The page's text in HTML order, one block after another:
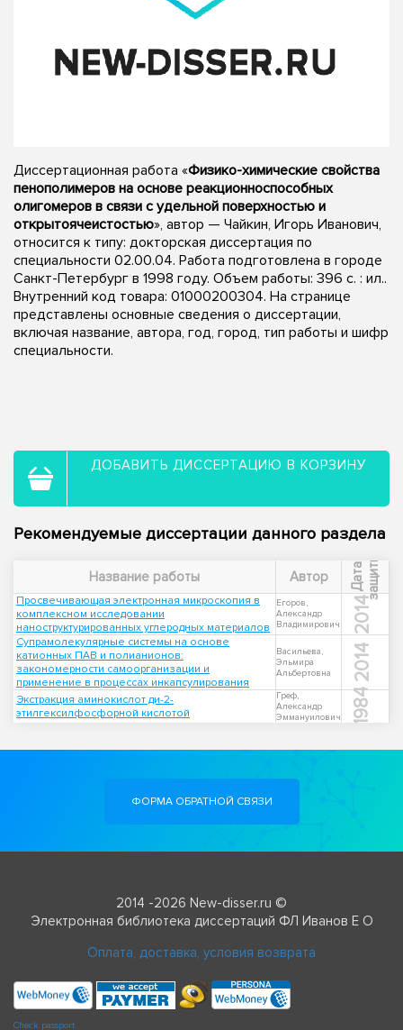
Диссертационная работа «Физико-химические свойства
пенополимеров на основе реакционноспособных
олигомеров в связи с удельной поверхностью и
открытоячеистостью», автор — Чайкин, Игорь Иванович,
относится к типу: докторская диссертация по
специальности 02.00.04. Работа подготовлена в городе
Санкт-Петербург в 1998 году. Объем работы: 396 с. : ил..
Внутренний код товара: 01000200304. На странице
представлены основные сведения о диссертации,
включая название, автора, год, город, тип работы и шифр
специальности.
ДОБАВИТЬ ДИССЕРТАЦИЮ В КОРЗИНУ
Рекомендуемые диссертации данного раздела
Название работы Автор Д
а
т
а
з
а
щ
и
т ы
Просвечивающая электронная микроскопия в
комплексном исследовании
наноструктурированных углеродных материалов
Егоров,
Александр
Владимирович
2014
Супрамолекулярные системы на основе
катионных ПАВ и полианионов:
закономерности самоорганизации и
применение в процессах инкапсулирования
Васильева,
Эльмира
Альбертовна
2014
Экстракция аминокислот ди-2-
этилгексилфосфорной кислотой
Греф,
Александр
Эммануилович
1984
ФОРМА ОБРАТНОЙ СВЯЗИ
2014 -2026 New-disser.ru ©
Электронная библиотека диссертаций ФЛ Иванов Е О
Оплата, доставка, условия возврата
Check passport